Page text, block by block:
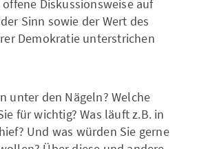
Diskussionsweise auf
Sinn sowie der Wert des
Demokratie unterstrichen
unter den Nägeln? Welche
für wichtig? Was läuft z.B. in
Und was würden Sie gerne